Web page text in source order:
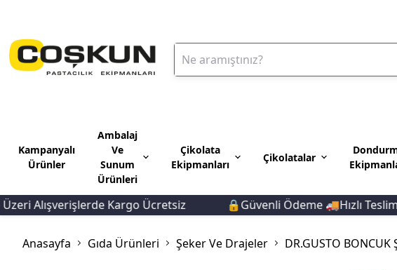
Kampanyalı
Ürünler
Ambalaj
Ve
Sunum
Ürünleri
Çikolata
Ekipmanları
Çikolatalar
Alışverişlerde Kargo Ücretsiz 🔒Güvenli Ödeme 🚚Hızlı
Anasayfa Gıda Ürünleri Şeker Ve Drajeler DR.GUSTO BONCUK